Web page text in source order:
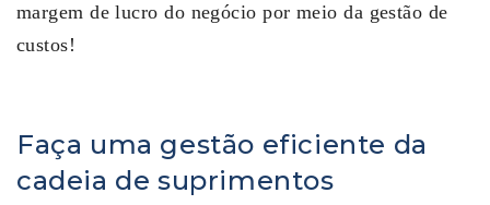
margem de lucro do negócio por meio da gestão de
custos!
Faça uma gestão eficiente da
cadeia de suprimentos